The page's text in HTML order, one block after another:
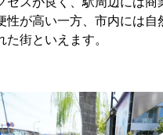
性が高い一方、市内には自
た街といえます。